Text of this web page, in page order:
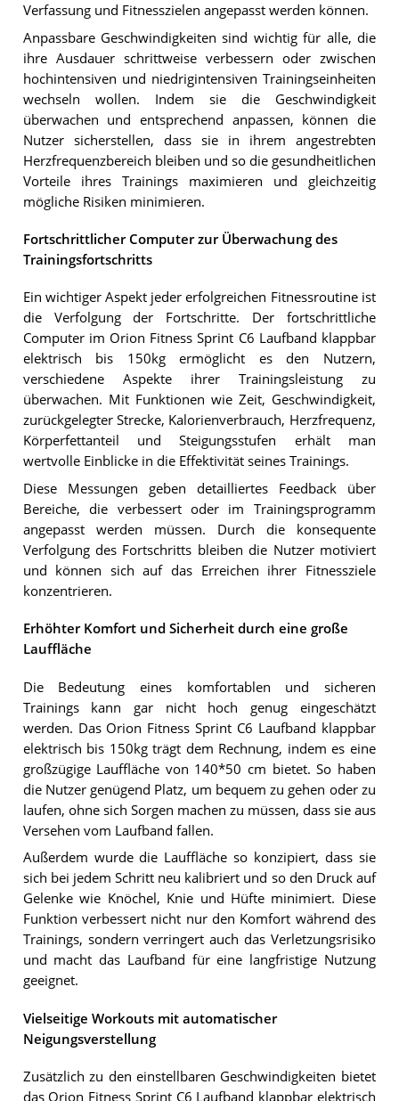
Verfassung und Fitnesszielen angepasst werden können.
Anpassbare Geschwindigkeiten sind wichtig für alle, die
ihre Ausdauer schrittweise verbessern oder zwischen
hochintensiven und niedrigintensiven Trainingseinheiten
wechseln wollen. Indem sie die Geschwindigkeit
überwachen und entsprechend anpassen, können die
Nutzer sicherstellen, dass sie in ihrem angestrebten
Herzfrequenzbereich bleiben und so die gesundheitlichen
Vorteile ihres Trainings maximieren und gleichzeitig
mögliche Risiken minimieren.
Fortschrittlicher Computer zur Überwachung des
Trainingsfortschritts
Ein wichtiger Aspekt jeder erfolgreichen Fitnessroutine ist
die Verfolgung der Fortschritte. Der fortschrittliche
Computer im Orion Fitness Sprint C6 Laufband klappbar
elektrisch bis 150kg ermöglicht es den Nutzern,
verschiedene Aspekte ihrer Trainingsleistung zu
überwachen. Mit Funktionen wie Zeit, Geschwindigkeit,
zurückgelegter Strecke, Kalorienverbrauch, Herzfrequenz,
Körperfettanteil und Steigungsstufen erhält man
wertvolle Einblicke in die Effektivität seines Trainings.
Diese Messungen geben detailliertes Feedback über
Bereiche, die verbessert oder im Trainingsprogramm
angepasst werden müssen. Durch die konsequente
Verfolgung des Fortschritts bleiben die Nutzer motiviert
und können sich auf das Erreichen ihrer Fitnessziele
konzentrieren.
Erhöhter Komfort und Sicherheit durch eine große
Lauffläche
Die Bedeutung eines komfortablen und sicheren
Trainings kann gar nicht hoch genug eingeschätzt
werden. Das Orion Fitness Sprint C6 Laufband klappbar
elektrisch bis 150kg trägt dem Rechnung, indem es eine
großzügige Lauffläche von 140*50 cm bietet. So haben
die Nutzer genügend Platz, um bequem zu gehen oder zu
laufen, ohne sich Sorgen machen zu müssen, dass sie aus
Versehen vom Laufband fallen.
Außerdem wurde die Lauffläche so konzipiert, dass sie
sich bei jedem Schritt neu kalibriert und so den Druck auf
Gelenke wie Knöchel, Knie und Hüfte minimiert. Diese
Funktion verbessert nicht nur den Komfort während des
Trainings, sondern verringert auch das Verletzungsrisiko
und macht das Laufband für eine langfristige Nutzung
geeignet.
Vielseitige Workouts mit automatischer
Neigungsverstellung
Zusätzlich zu den einstellbaren Geschwindigkeiten bietet
das Orion Fitness Sprint C6 Laufband klappbar elektrisch